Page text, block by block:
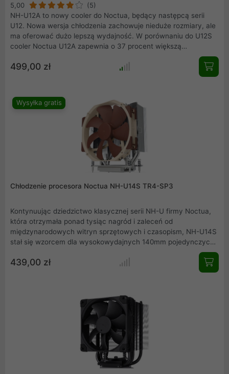
5,00
(5)
NH-U12A to nowy cooler do Noctua, będący następcą serii
U12. Nowa wersja chłodzenia zachowuje nieduże rozmiary, ale
ma oferować dużo lepszą wydajność. W porównaniu do U12S
cooler Noctua U12A zapewnia o 37 procent większą
powierzchnię oddawania ciepła oraz znacznie wydajniejsze
wentylatory. Podstawkę i siedem rurek cieplnych wykonano z
miedzi, a finy z aluminium. Producent dostosował odpowiednio
w zestawach z pamięciami o wysokich radiatorach.
499,00 zł
Wysyłka gratis
Chłodzenie procesora Noctua NH-U14S TR4-SP3
Kontynuując dziedzictwo klasycznej serii NH-U firmy Noctua,
która otrzymała ponad tysiąc nagród i zaleceń od
międzynarodowych witryn sprzętowych i czasopism, NH-U14S
stał się wzorcem dla wysokowydajnych 140mm pojedynczych
zaprojektowanym modelem dla platformy AMD
sTRX4/TR4/SP3 (Ryzen Threadripper / Epyc) i posiada większą
SP3 stanowi kompletne rozwiązanie najwyższej jakości, które
łączy w sobie maksymalną wydajność i doskonałą akustykę dla
systemów sTRX4/sWRX8/TR4/SP3.
439,00 zł